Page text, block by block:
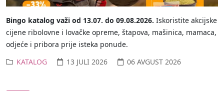
Bingo katalog važi od 13.07. do 09.08.2026. Iskoristite akcijske
cijene ribolovne i lovačke opreme, štapova, mašinica, mamaca,
odjeće i pribora prije isteka ponude.
KATALOG
13 JULI 2026 06 AVGUST 2026